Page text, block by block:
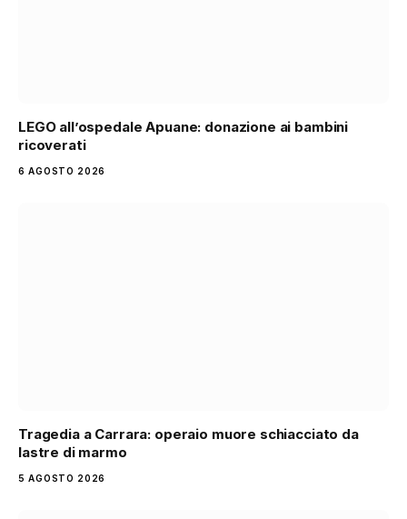
LEGO all’ospedale Apuane: donazione ai bambini
ricoverati
6 AGOSTO 2026
Tragedia a Carrara: operaio muore schiacciato da
lastre di marmo
5 AGOSTO 2026